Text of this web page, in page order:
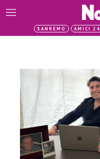
SANREMO AMICI 24